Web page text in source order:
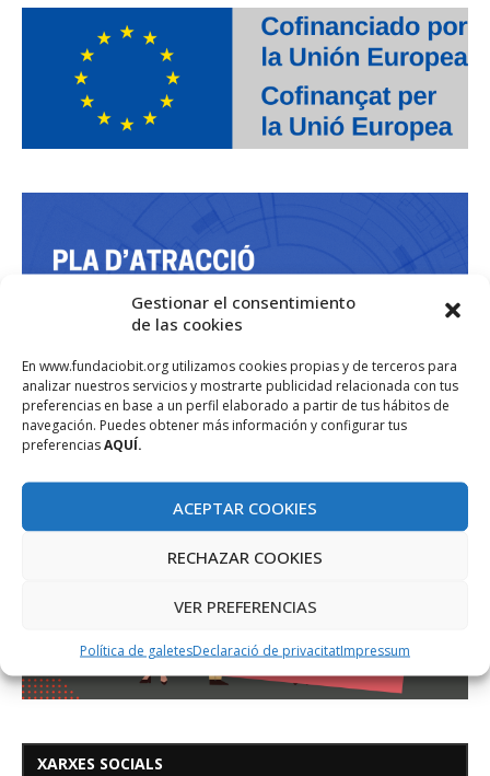
Gestionar el consentimiento
de las cookies
En www.fundaciobit.org utilizamos cookies propias y de terceros para
analizar nuestros servicios y mostrarte publicidad relacionada con tus
preferencias en base a un perfil elaborado a partir de tus hábitos de
navegación. Puedes obtener más información y configurar tus
preferenciasAQUÍ.
ACEPTAR COOKIES
RECHAZAR COOKIES
VER PREFERENCIAS
Política de galetesDeclaració de privacitatImpressum
XARXES SOCIALS